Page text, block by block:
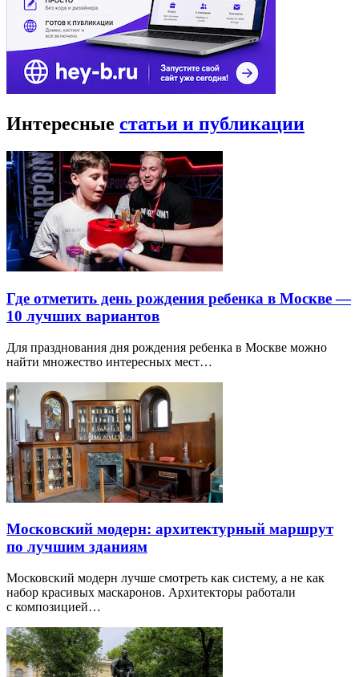
Интересные статьи и публикации
Где отметить день рождения ребенка в Москве —
10 лучших вариантов
Для празднования дня рождения ребенка в Москве можно
найти множество интересных мест…
Московский модерн: архитектурный маршрут
по лучшим зданиям
Московский модерн лучше смотреть как систему, а не как
набор красивых маскаронов. Архитекторы работали
с композицией…